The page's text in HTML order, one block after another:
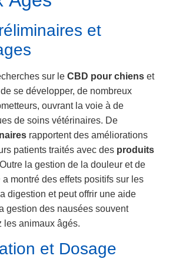
et
sur le CBD pour chiens et
se développer, de nombreux
ouvrant la voie à de
de soins vétérinaires. De
rapportent des améliorations
patients traités avec des produits
la gestion de la douleur et de
a montré des effets positifs sur les
digestion et peut offrir une aide
gestion des nausées souvent
les animaux âgés.
et Dosage